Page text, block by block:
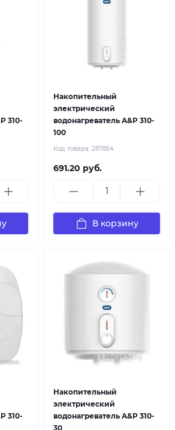
310-
Накопительный
электрический
водонагреватель A&P 310-
100
Код товара: 287854
691.20 руб.
В корзину
310-
Накопительный
электрический
водонагреватель A&P 310-
30